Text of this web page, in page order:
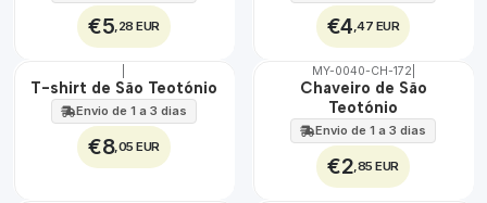
€5 ,28 EUR €4 ,47 EUR
🇵🇹
100%
T-shirt de São Teotónio
Envio de 1 a 3 dias
€8,05 EUR
🇵🇹
MY-0040-CH-172
Chaveiro de São
Teotónio
Envio de 1 a 3 dias
€2 ,85 EUR